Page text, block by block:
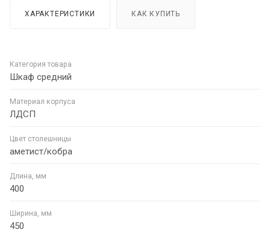
ХАРАКТЕРИСТИКИ КАК КУПИТЬ
Категория товара
Шкаф средний
Материал корпуса
ЛДСП
Цвет столешницы
аметист/кобра
Длина, мм
400
Ширина, мм
450